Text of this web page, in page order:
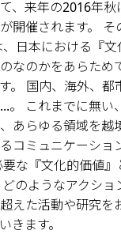
、来年の2016年秋
開催されます。
日本における『
なのかをあらため
。 国内、海外、都
。 これまでに無い
あらゆる領域を越
コミュニケーショ
な『文化的価値
のようなアクシ
えた活動や研究を
きます。